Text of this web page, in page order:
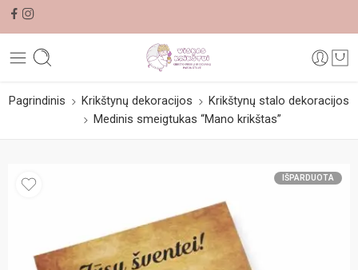
Pagrindinis Krikštynų dekoracijos
Krikštynų stalo dekoracijos
Medinis smeigtukas “Mano krikštas”
IŠPARDUOTA